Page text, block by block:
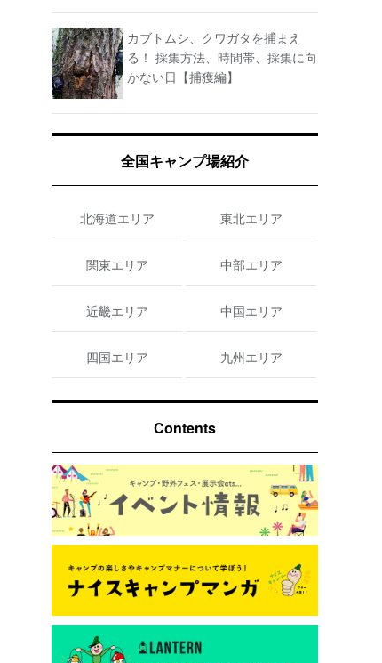
カブトムシ、クワガタを捕まえ
る！ 採集方法、時間帯、採集に向
かない日【捕獲編】
全国キャンプ場紹介
北海道エリア 東北エリア
関東エリア 中部エリア
近畿エリア 中国エリア
四国エリア 九州エリア
Contents